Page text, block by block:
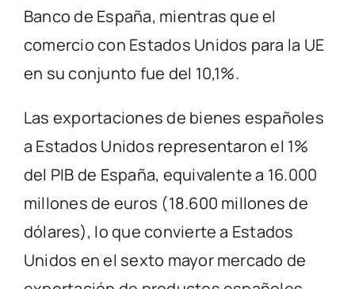
Banco de España, mientras que el
comercio con Estados Unidos para la UE
en su conjunto fue del 10,1%.
Las exportaciones de bienes españoles
a Estados Unidos representaron el 1%
del PIB de España, equivalente a 16.000
millones de euros (18.600 millones de
dólares), lo que convierte a Estados
Unidos en el sexto mayor mercado de